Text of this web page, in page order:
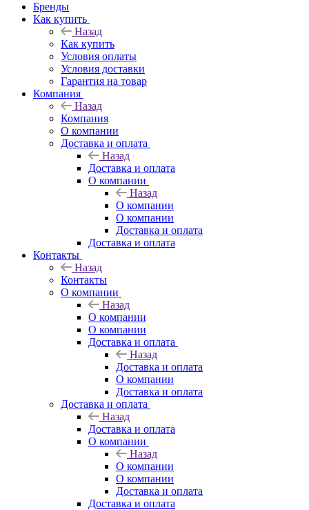
Бренды
Как купить
Назад
Как купить
Условия оплаты
Условия доставки
Гарантия на товар
Компания
Назад
Компания
О компании
Доставка и оплата
Назад
Доставка и оплата
О компании
Назад
О компании
О компании
Доставка и оплата
Доставка и оплата
Контакты
Назад
Контакты
О компании
Назад
О компании
О компании
Доставка и оплата
Назад
Доставка и оплата
О компании
Доставка и оплата
Доставка и оплата
Назад
Доставка и оплата
О компании
Назад
О компании
О компании
Доставка и оплата
Доставка и оплата